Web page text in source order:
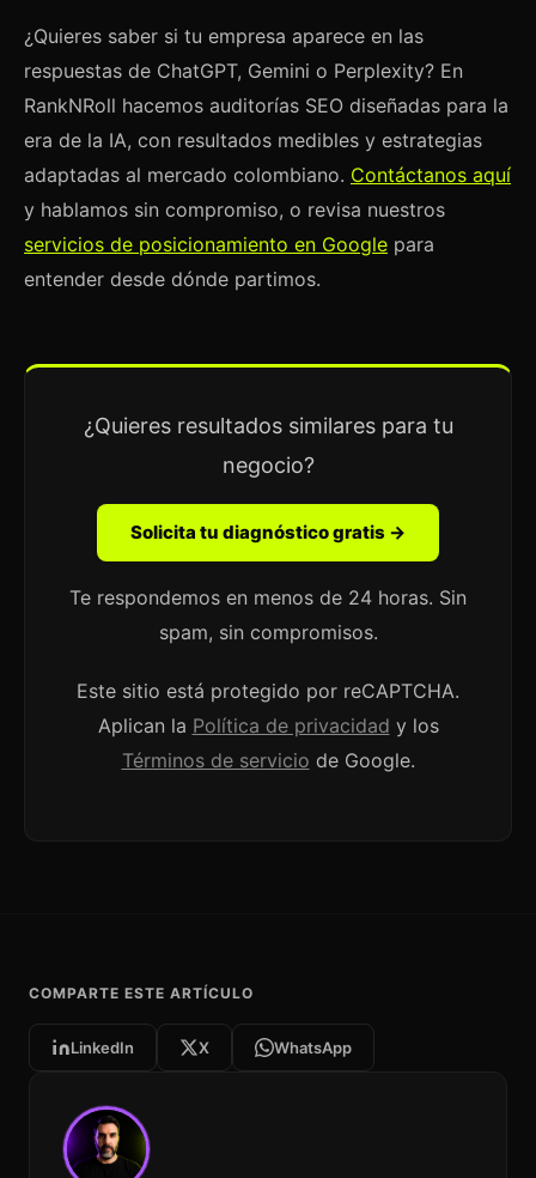
¿Quieres saber si tu empresa aparece en las
respuestas de ChatGPT, Gemini o Perplexity? En
RankNRoll hacemos auditorías SEO diseñadas para la
era de la IA, con resultados medibles y estrategias
adaptadas al mercado colombiano. Contáctanos aquí
y hablamos sin compromiso, o revisa nuestros
servicios de posicionamiento en Google para
entender desde dónde partimos.
¿Quieres resultados similares para tu
negocio?
Solicita tu diagnóstico gratis →
Te respondemos en menos de 24 horas. Sin
spam, sin compromisos.
Este sitio está protegido por reCAPTCHA.
Aplican la Política de privacidad y los
Términos de servicio de Google.
COMPARTE ESTE ARTÍCULO
LinkedIn X WhatsApp